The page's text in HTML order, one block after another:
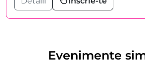
Evenimente